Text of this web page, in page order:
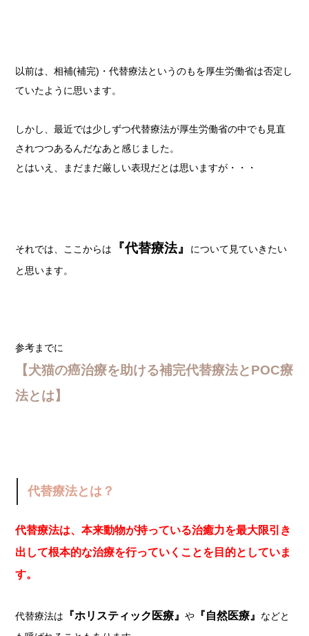
以前は、相補(補完)・代替療法というのもを厚生労働省は否定し
ていたように思います。
しかし、最近では少しずつ代替療法が厚生労働省の中でも見直
されつつあるんだなあと感じました。
とはいえ、まだまだ厳しい表現だとは思いますが・・・
それでは、ここからは 『代替療法』
について見ていきたい
と思います。
参考までに
【犬猫の癌治療を助ける補完代替療法とPOC療
法とは】
代替療法とは？
代替療法は、本来動物が持っている治癒力を最大限引き
出して根本的な治療を行っていくことを目的としていま
す。
代替療法は 『ホリスティック医療』 や 『自然医療』 などと